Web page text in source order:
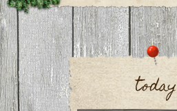
today